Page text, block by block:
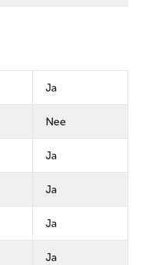
Ja
Nee
Ja
Ja
Ja
Ja